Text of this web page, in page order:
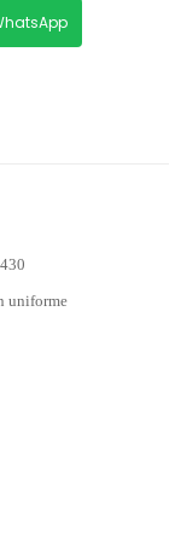
uniforme